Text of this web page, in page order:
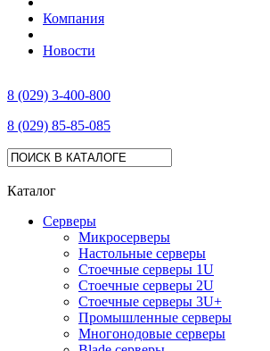
Компания
Новости
8 (029) 3-400-800
8 (029) 85-85-085
Каталог
Серверы
Микросерверы
Настольные серверы
Стоечные серверы 1U
Стоечные серверы 2U
Стоечные серверы 3U+
Промышленные серверы
Многонодовые серверы